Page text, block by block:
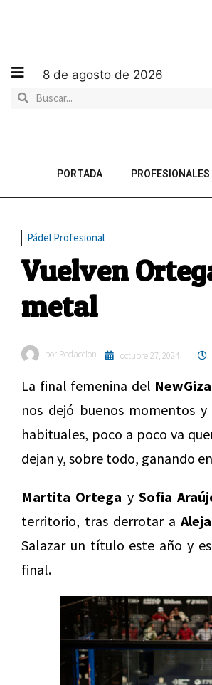
8 de agosto de 2026
PORTADA PROFESIONALES
Pádel Profesional
Vuelven
metal
por Redaccion octubre 27, 2024
La final femenina del
nos dejó buenos momentos
habituales, poco a poco va
dejan y, sobre todo, ganando
Martita Ortega y Sofia
territorio, tras derrotar a
Salazar un título este año y
final.